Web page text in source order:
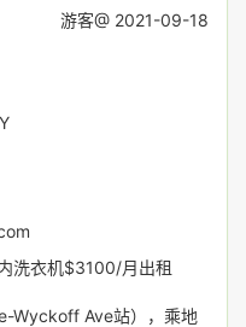
游客@ 2021-09-18
洗衣机$3100/月出租
Wyckoff Ave站），乘地